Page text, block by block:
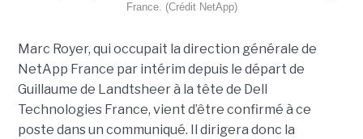
France. (Crédit NetApp)
Marc Royer, qui occupait la direction générale de
NetApp France par intérim depuis le départ de
Guillaume de Landtsheer à la tête de Dell
Technologies France, vient d’être confirmé à ce
poste dans un communiqué. Il dirigera donc la